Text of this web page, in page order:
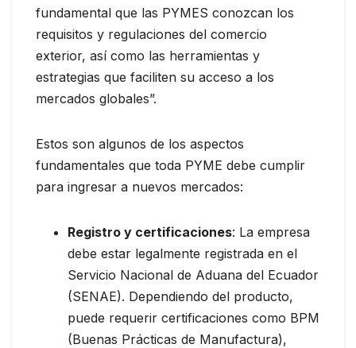
fundamental que las PYMES conozcan los
requisitos y regulaciones del comercio
exterior, así como las herramientas y
estrategias que faciliten su acceso a los
mercados globales”.
Estos son algunos de los aspectos
fundamentales que toda PYME debe cumplir
para ingresar a nuevos mercados:
Registro y certificaciones: La empresa
debe estar legalmente registrada en el
Servicio Nacional de Aduana del Ecuador
(SENAE). Dependiendo del producto,
puede requerir certificaciones como BPM
(Buenas Prácticas de Manufactura),